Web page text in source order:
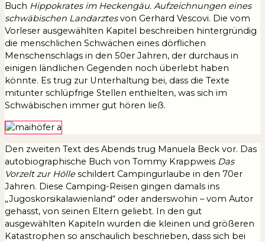
Buch Hippokrates im Heckengäu. Aufzeichnungen eines
schwäbischen Landarztesvon Gerhard Vescovi. Die vom
Vorleser ausgewählten Kapitel beschreiben hintergründig
die menschlichen Schwächen eines dörflichen
Menschenschlags in den 50er Jahren, der durchaus in
einigen ländlichen Gegenden noch überlebt haben
könnte. Es trug zur Unterhaltung bei, dass die Texte
mitunter schlüpfrige Stellen enthielten, was sich im
Schwäbischen immer gut hören ließ.
Den zweiten Text des Abends trug Manuela Beck vor. Das
autobiographische Buch von Tommy Krappweis Das
Vorzelt zur Hölleschildert Campingurlaube in den 70er
Jahren. Diese Camping-Reisen gingen damals ins
„Jugoskorsikalawienland“ oder anderswohin – vom Autor
gehasst, von seinen Eltern geliebt. In den gut
ausgewählten Kapiteln wurden die kleinen und größeren
Katastrophen so anschaulich beschrieben, dass sich bei